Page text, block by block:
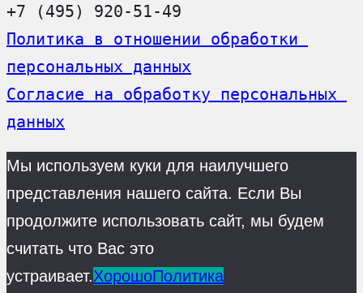
+7 (495) 920-51-49
Политика в отношении обработки
персональных данных
Согласие на обработку персональных
данных
Мы используем куки для наилучшего
представления нашего сайта. Если Вы
продолжите использовать сайт, мы будем
считать что Вас это
устраивает.ХорошоПолитика